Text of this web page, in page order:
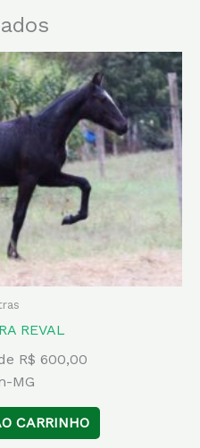
REVAL
R$ 600,00
MG
CARRINHO